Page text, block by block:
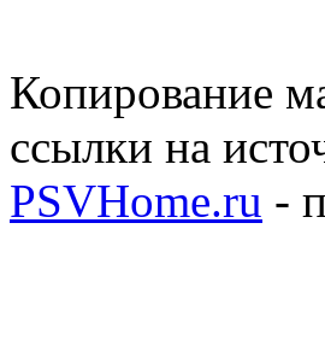
Копирование
ссылки на
PSVHome.ru -